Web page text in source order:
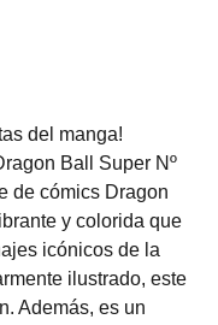
del manga!
Ball Super Nº
de cómics Dragon
y colorida que
icónicos de la
ilustrado, este
Además, es un